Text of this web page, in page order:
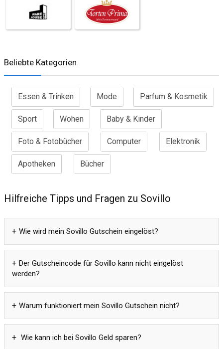
Beliebte Kategorien
Essen & Trinken Mode Parfum & Kosmetik
Sport Wohen Baby & Kinder
Foto & Fotobücher Computer Elektronik
Apotheken Bücher
Hilfreiche Tipps und Fragen zu Sovillo
Wie wird mein Sovillo Gutschein eingelöst?
Der Gutscheincode für Sovillo kann nicht eingelöst
werden?
Warum funktioniert mein Sovillo Gutschein nicht?
Wie kann ich bei Sovillo Geld sparen?